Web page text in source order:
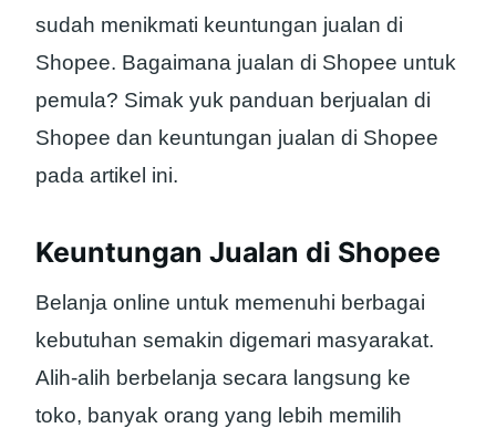
sudah menikmati keuntungan jualan di
Shopee. Bagaimana jualan di Shopee untuk
pemula? Simak yuk panduan berjualan di
Shopee dan keuntungan jualan di Shopee
pada artikel ini.
Keuntungan Jualan di Shopee
Belanja online untuk memenuhi berbagai
kebutuhan semakin digemari masyarakat.
Alih-alih berbelanja secara langsung ke
toko, banyak orang yang lebih memilih